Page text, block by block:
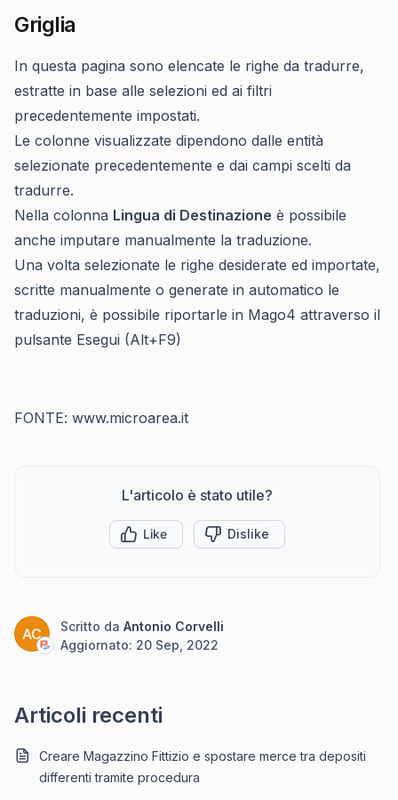
Griglia
In questa pagina sono elencate le righe da tradurre,
estratte in base alle selezioni ed ai filtri
precedentemente impostati.
Le colonne visualizzate dipendono dalle entità
selezionate precedentemente e dai campi scelti da
tradurre.
Nella colonna Lingua di Destinazione è possibile
anche imputare manualmente la traduzione.
Una volta selezionate le righe desiderate ed importate,
scritte manualmente o generate in automatico le
traduzioni, è possibile riportarle in Mago4 attraverso il
pulsante Esegui (Alt+F9)
FONTE: www.microarea.it
L'articolo è stato utile?
Like Dislike
AC Scritto da Antonio Corvelli
Aggiornato: 20 Sep, 2022
Articoli recenti
Creare Magazzino Fittizio e spostare merce tra depositi
differenti tramite procedura